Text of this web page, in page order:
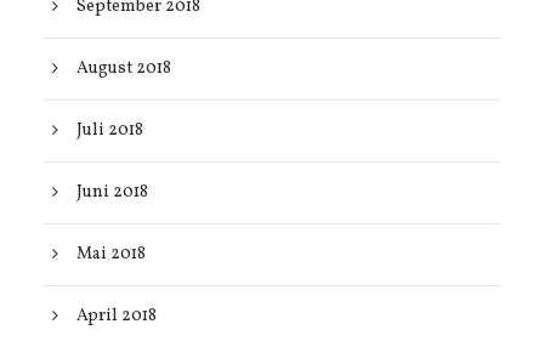
September 2018
August 2018
Juli 2018
Juni 2018
Mai 2018
April 2018